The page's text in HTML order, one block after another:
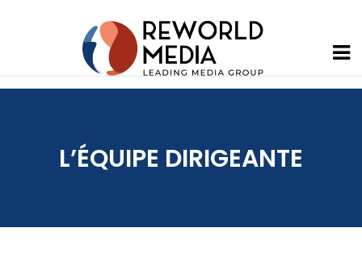
L’ÉQUIPE DIRIGEANTE